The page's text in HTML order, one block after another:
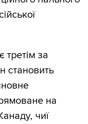
третім за
становить
на
чиї